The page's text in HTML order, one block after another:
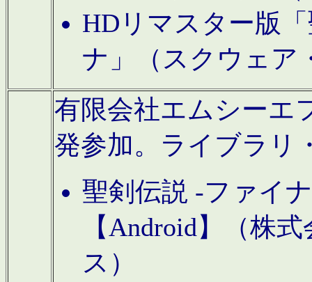
HDリマスター版
ナ」（スクウェア
有限会社エムシーエ
発参加。ライブラリ
聖剣伝説 -ファイ
【Android】（株
ス）